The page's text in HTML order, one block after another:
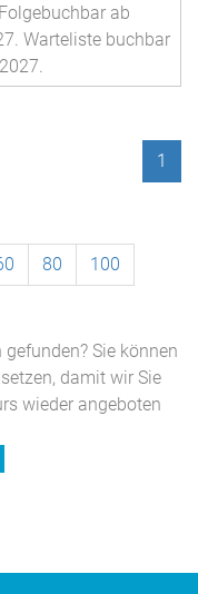
ab
Warteliste buchbar
1
80 100
Sie können
damit wir Sie
wieder angeboten